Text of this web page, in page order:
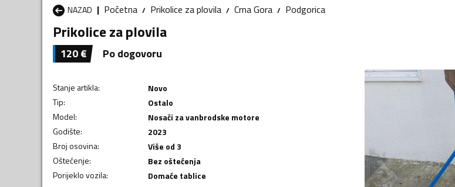
NAZAD
Početna Prikolice za plovila Crna Gora Podgorica
Prikolice za plovila
120€ Po dogovoru
Stanje artikla:
Novo
Tip:
Ostalo
Model:
Nosači za vanbrodske motore
Godište:
2023
Broj osovina:
Više od 3
Oštećenje:
Bez oštećenja
Porijeklo vozila:
Domaće tablice